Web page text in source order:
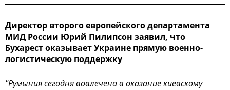
Директор второго европейского департамента
МИД России Юрий Пилипсон заявил, что
Бухарест оказывает Украине прямую военно-
логистическую поддержку
"Румыния сегодня вовлечена в оказание киевскому